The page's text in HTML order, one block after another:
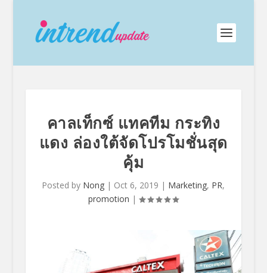
คาลเท็กซ์ แทคทีม กระทิง
แดง ล่องใต้จัดโปรโมชั่นสุด
คุ้ม
Posted by Nong | Oct 6, 2019 | Marketing, PR,
promotion |